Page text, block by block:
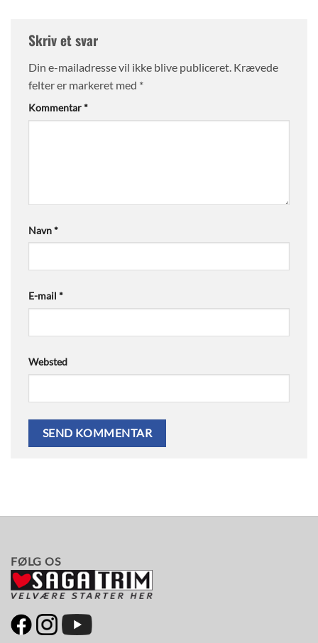
Skriv et svar
Din e-mailadresse vil ikke blive publiceret. Krævede
felter er markeret med *
Kommentar*
Navn*
E-mail *
Websted
FØLG OS